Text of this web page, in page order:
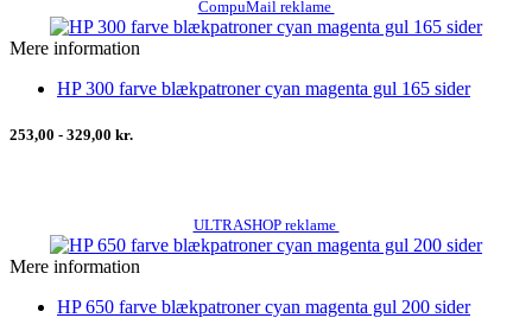
CompuMail reklame
Mere information
HP 300 farve blækpatroner cyan magenta gul 165 sider
253,00 - 329,00 kr.
ULTRASHOP reklame
Mere information
HP 650 farve blækpatroner cyan magenta gul 200 sider